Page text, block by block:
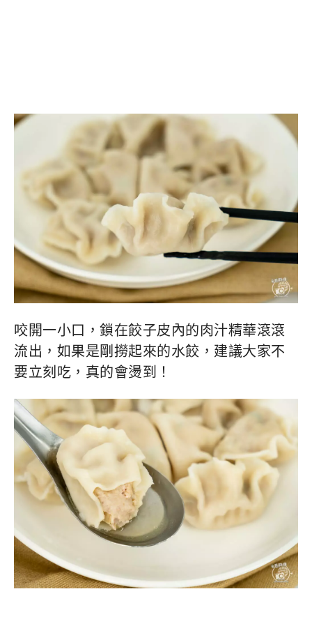
咬開一小口，鎖在餃子皮內的肉汁精華滾滾
流出，如果是剛撈起來的水餃，建議大家不
要立刻吃，真的會燙到！